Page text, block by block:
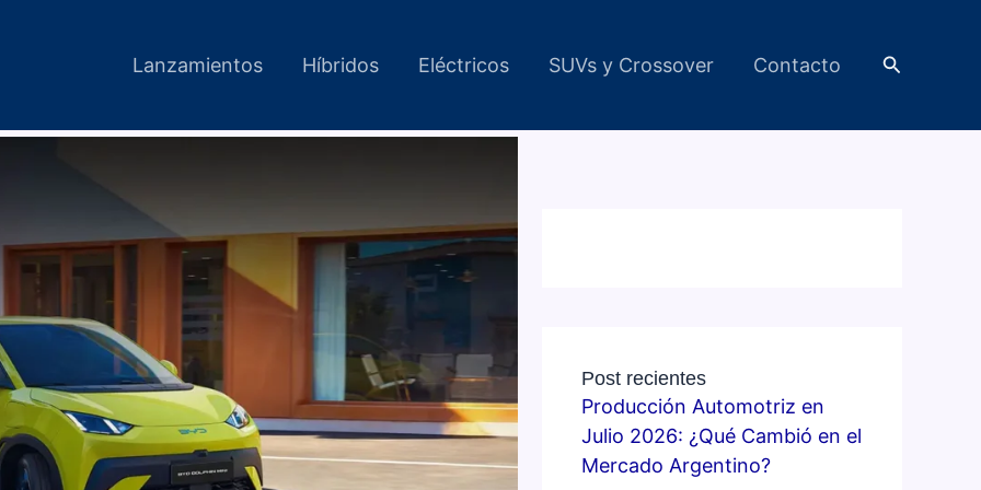
Lanzamientos Híbridos Eléctricos SUVs y Crossover Contacto Buscar
Post recientes
Producción Automotriz en
Julio 2026: ¿Qué Cambió en el
Mercado Argentino?